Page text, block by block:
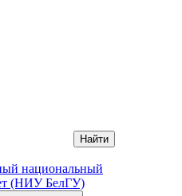
Найти